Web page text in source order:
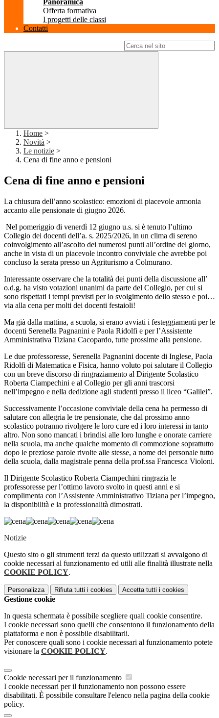
Panoramica
Offerta formativa
I progetti delle classi
Contatti
Home >
Novità >
Le notizie >
Cena di fine anno e pensioni
Cena di fine anno e pensioni
La chiusura dell’anno scolastico: emozioni di piacevole armonia
accanto alle pensionate di giugno 2026.
Nel pomeriggio di venerdì 12 giugno u.s. si è tenuto l’ultimo
Collegio dei docenti dell’a. s. 2025/2026, in un clima di sereno
coinvolgimento all’ascolto dei numerosi punti all’ordine del giorno,
anche in vista di un piacevole incontro conviviale che avrebbe poi
concluso la serata presso un Agriturismo a Colmurano.
Interessante osservare che la totalità dei punti della discussione all’
o.d.g. ha visto votazioni unanimi da parte del Collegio, per cui si
sono rispettati i tempi previsti per lo svolgimento dello stesso e poi…
via alla cena per molti dei docenti festaioli!
Ma già dalla mattina, a scuola, si erano avviati i festeggiamenti per le
docenti Serenella Pagnanini e Paola Ridolfi e per l’Assistente
Amministrativa Tiziana Cacopardo, tutte prossime alla pensione.
Le due professoresse, Serenella Pagnanini docente di Inglese, Paola
Ridolfi di Matematica e Fisica, hanno voluto poi salutare il Collegio
con un breve discorso di ringraziamento al Dirigente Scolastico
Roberta Ciampechini e al Collegio per gli anni trascorsi
nell’impegno e nella dedizione agli studenti presso il liceo “Galilei”.
Successivamente l’occasione conviviale della cena ha permesso di
salutare con allegria le tre pensionate, che dal prossimo anno
scolastico potranno rivolgere le loro cure ed i loro interessi in tanto
altro. Non sono mancati i brindisi alle loro lunghe e onorate carriere
nella scuola, ma anche qualche momento di commozione soprattutto
dopo le preziose parole rivolte alle stesse, a nome del personale tutto
della scuola, dalla magistrale penna della prof.ssa Francesca Violoni.
Il Dirigente Scolastico Roberta Ciampechini ringrazia le
professoresse per l’ottimo lavoro svolto in questi anni e si
complimenta con l’Assistente Amministrativo Tiziana per l’impegno,
la disponibilità e la professionalità dimostrati.
Notizie
Questo sito o gli strumenti terzi da questo utilizzati si avvalgono di
cookie necessari al funzionamento ed utili alle finalità illustrate nella
COOKIE POLICY.
Personalizza Rifiuta tutti i cookies Accetta tutti i cookies
Gestione cookie
In questa schermata è possibile scegliere quali cookie consentire.
I cookie necessari sono quelli che consentono il funzionamento della
piattaforma e non è possibile disabilitarli.
Per conoscere quali sono i cookie necessari al funzionamento potete
visionare la COOKIE POLICY.
Cookie necessari per il funzionamento
I cookie necessari per il funzionamento non possono essere
disabilitati. È possibile consultare l'elenco nella pagina della cookie
policy.